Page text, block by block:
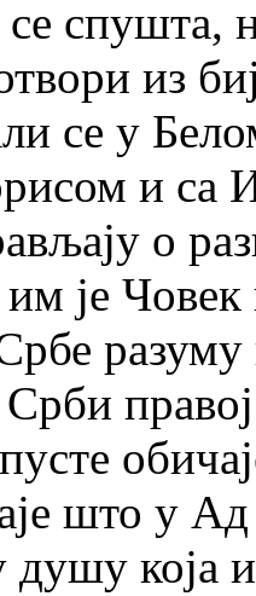
спушта,
из
се у
и са
о
је Човек
разуму
што у Ад
душу која